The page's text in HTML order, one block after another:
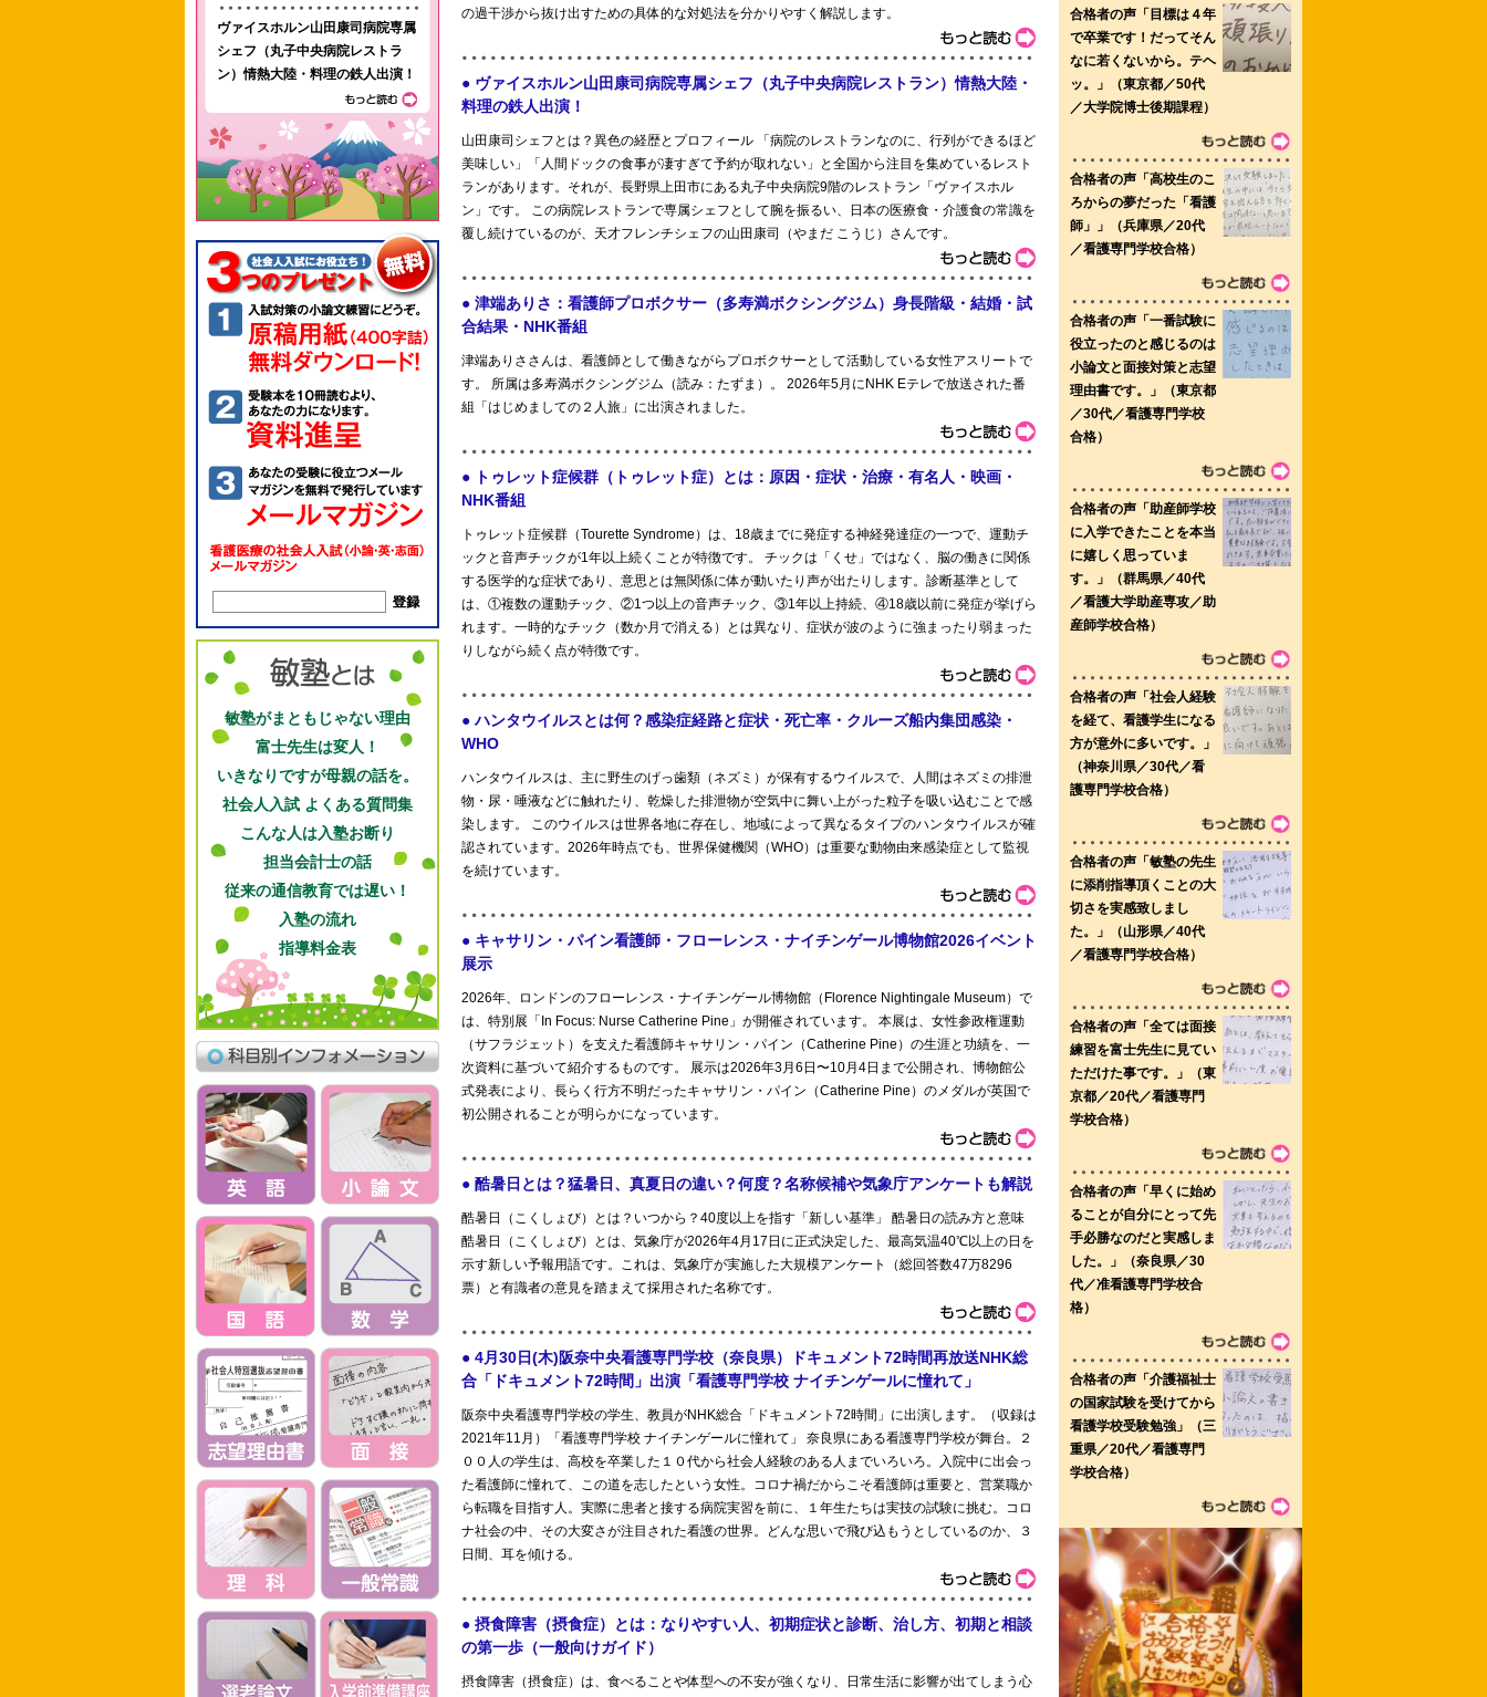
ヴァイスホルン山田康司病院専属
シェフ（丸子中央病院レストラ
ン）情熱大陸・料理の鉄人出演！
敏塾がまともじゃない理由
富士先生は変人！
いきなりですが母親の話を。
社会人入試 よくある質問集
こんな人は入塾お断り
担当会計士の話
従来の通信教育では遅い！
入塾の流れ
指導料金表